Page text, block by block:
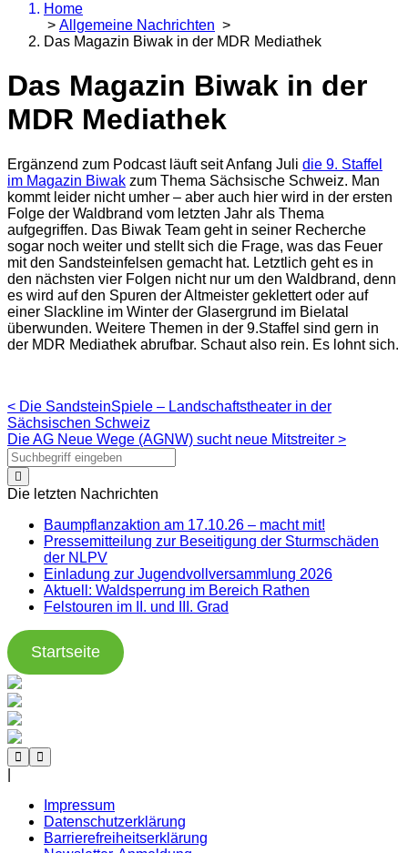
Home
> Allgemeine Nachrichten >
Das Magazin Biwak in der MDR Mediathek
Das Magazin Biwak in der
MDR Mediathek
Ergänzend zum Podcast läuft seit Anfang Juli die 9. Staffel
im Magazin Biwak zum Thema Sächsische Schweiz. Man
kommt leider nicht umher – aber auch hier wird in der ersten
Folge der Waldbrand vom letzten Jahr als Thema
aufgegriffen. Das Biwak Team geht in seiner Recherche
sogar noch weiter und stellt sich die Frage, was das Feuer
mit den Sandsteinfelsen gemacht hat. Letztlich geht es in
den nächsten vier Folgen nicht nur um den Waldbrand, denn
es wird auf den Spuren der Altmeister geklettert oder auf
einer Slackline im Winter der Glasergrund im Bielatal
überwunden. Weitere Themen in der 9.Staffel sind gern in
der MDR Mediathek abrufbar. Schaut also rein. Es lohnt sich.
< Die SandsteinSpiele – Landschaftstheater in der
Sächsischen Schweiz
Die AG Neue Wege (AGNW) sucht neue Mitstreiter >
Die letzten Nachrichten
Baumpflanzaktion am 17.10.26 – macht mit!
Pressemitteilung zur Beseitigung der Sturmschäden
der NLPV
Einladung zur Jugendvollversammlung 2026
Aktuell: Waldsperrung im Bereich Rathen
Felstouren im II. und III. Grad
Startseite
Impressum
Datenschutzerklärung
Barrierefreiheitserklärung